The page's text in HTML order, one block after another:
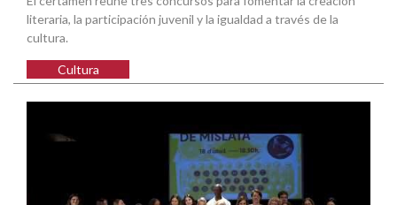
literaria, la participación juvenil y la igualdad a través de la
cultura.
Cultura